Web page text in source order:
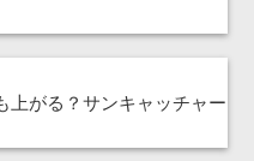
上がる？サンキャッチャー